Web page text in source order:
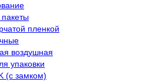
пакеты
пленкой
воздушная
упаковки
(с замком)